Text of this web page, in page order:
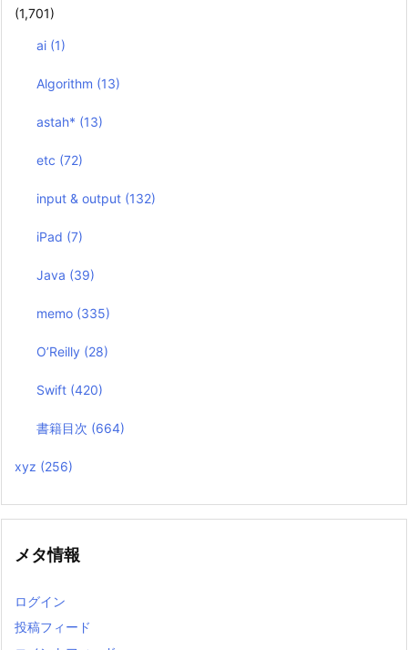
(1,701)
ai (1)
Algorithm (13)
astah* (13)
etc (72)
input & output (132)
iPad (7)
Java (39)
memo (335)
O’Reilly (28)
Swift (420)
書籍目次 (664)
xyz (256)
メタ情報
ログイン
投稿フィード